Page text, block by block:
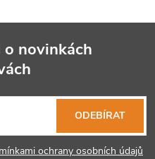
novinkách
ochrany osobních údajů
ODEBÍRAT